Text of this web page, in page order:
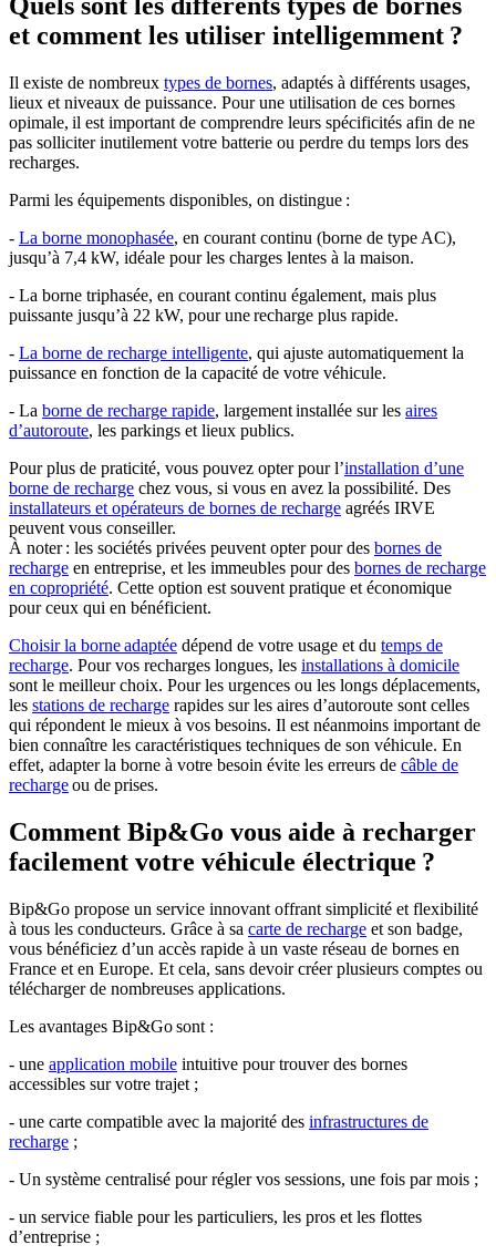
Quels sont les différents types de bornes
et comment les utiliser intelligemment ?
Il existe de nombreux types de bornes, adaptés à différents usages,
lieux et niveaux de puissance. Pour une utilisation de ces bornes
opimale, il est important de comprendre leurs spécificités afin de ne
pas solliciter inutilement votre batterie ou perdre du temps lors des
recharges.
Parmi les équipements disponibles, on distingue :
- La borne monophasée, en courant continu (borne de type AC),
jusqu’à 7,4 kW, idéale pour les charges lentes à la maison.
- La borne triphasée, en courant continu également, mais plus
puissante jusqu’à 22 kW, pour une recharge plus rapide.
- La borne de recharge intelligente, qui ajuste automatiquement la
puissance en fonction de la capacité de votre véhicule.
- La borne de recharge rapide, largement installée sur les aires
d’autoroute, les parkings et lieux publics.
Pour plus de praticité, vous pouvez opter pour l’installation d’une
borne de recharge chez vous, si vous en avez la possibilité. Des
installateurs et opérateurs de bornes de recharge agréés IRVE
peuvent vous conseiller.
À noter : les sociétés privées peuvent opter pour des bornes de
recharge en entreprise, et les immeubles pour des bornes de recharge
en copropriété. Cette option est souvent pratique et économique
pour ceux qui en bénéficient.
Choisir la borne adaptée dépend de votre usage et du temps de
recharge. Pour vos recharges longues, les installations à domicile
sont le meilleur choix. Pour les urgences ou les longs déplacements,
les stations de recharge rapides sur les aires d’autoroute sont celles
qui répondent le mieux à vos besoins. Il est néanmoins important de
bien connaître les caractéristiques techniques de son véhicule. En
effet, adapter la borne à votre besoin évite les erreurs de câble de
rechargeou de prises.
Comment Bip&Go vous aide à recharger
facilement votre véhicule électrique ?
Bip&Go propose un service innovant offrant simplicité et flexibilité
à tous les conducteurs. Grâce à sa carte de recharge et son badge,
vous bénéficiez d’un accès rapide à un vaste réseau de bornes en
France et en Europe. Et cela, sans devoir créer plusieurs comptes ou
télécharger de nombreuses applications.
Les avantages Bip&Go sont :
- une application mobile intuitive pour trouver des bornes
accessibles sur votre trajet ;
- une carte compatible avec la majorité des infrastructures de
recharge ;
- Un système centralisé pour régler vos sessions, une fois par mois ;
- un service fiable pour les particuliers, les pros et les flottes
d’entreprise ;